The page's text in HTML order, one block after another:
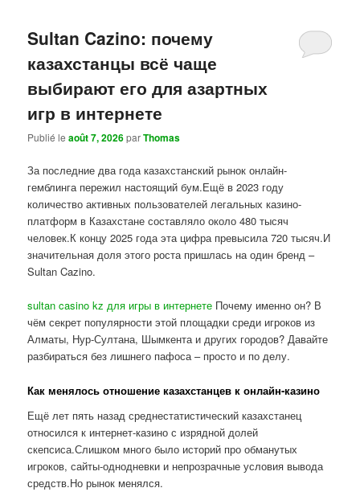
Sultan Cazino: почему
казахстанцы всё чаще
выбирают его для азартных
игр в интернете
Publié leaoût 7, 2026parThomas
За последние два года казахстанский рынок онлайн-
гемблинга пережил настоящий бум.Ещё в 2023 году
количество активных пользователей легальных казино-
платформ в Казахстане составляло около 480 тысяч
человек.К концу 2025 года эта цифра превысила 720 тысяч.И
значительная доля этого роста пришлась на один бренд –
Sultan Cazino.
sultan casino kz для игры в интернете Почему именно он? В
чём секрет популярности этой площадки среди игроков из
Алматы, Нур-Султана, Шымкента и других городов? Давайте
разбираться без лишнего пафоса – просто и по делу.
Как менялось отношение казахстанцев к онлайн-казино
Ещё лет пять назад среднестатистический казахстанец
относился к интернет-казино с изрядной долей
скепсиса.Слишком много было историй про обманутых
игроков, сайты-однодневки и непрозрачные условия вывода
средств.Но рынок менялся.